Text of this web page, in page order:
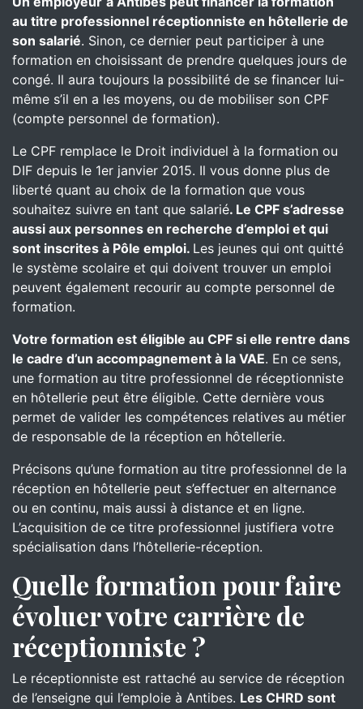
au titre professionnel réceptionniste en hôtellerie de
son salarié. Sinon, ce dernier peut participer à une
formation en choisissant de prendre quelques jours de
congé. Il aura toujours la possibilité de se financer lui-
même s’il en a les moyens, ou de mobiliser son CPF
(compte personnel de formation).
Le CPF remplace le Droit individuel à la formation ou
DIF depuis le 1er janvier 2015. Il vous donne plus de
liberté quant au choix de la formation que vous
souhaitez suivre en tant que salarié. Le CPF s’adresse
aussi aux personnes en recherche d’emploi et qui
sont inscrites à Pôle emploi. Les jeunes qui ont quitté
le système scolaire et qui doivent trouver un emploi
peuvent également recourir au compte personnel de
formation.
Votre formation est éligible au CPF si elle rentre dans
le cadre d’un accompagnement à la VAE. En ce sens,
une formation au titre professionnel de réceptionniste
en hôtellerie peut être éligible. Cette dernière vous
permet de valider les compétences relatives au métier
de responsable de la réception en hôtellerie.
Précisons qu’une formation au titre professionnel de la
réception en hôtellerie peut s’effectuer en alternance
ou en continu, mais aussi à distance et en ligne.
L’acquisition de ce titre professionnel justifiera votre
spécialisation dans l’hôtellerie-réception.
Quelle formation pour faire
évoluer votre carrière de
réceptionniste ?
Le réceptionniste est rattaché au service de réception
de l’enseigne qui l’emploie à Antibes. Les CHRD sont